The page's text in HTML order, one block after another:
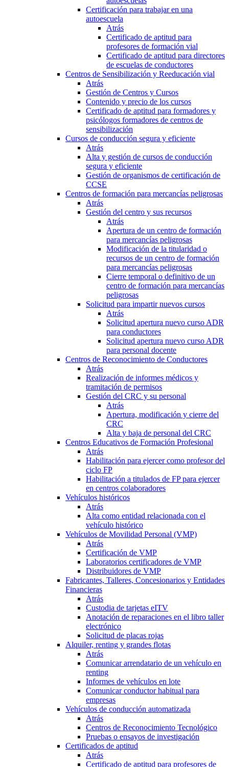
Certificación para trabajar en una
autoescuela
Atrás
Certificado de aptitud para
profesores de formación vial
Certificado de aptitud para directores
de escuelas de conductores
Centros de Sensibilización y Reeducación vial
Atrás
Gestión de Centros y Cursos
Contenido y precio de los cursos
Certificado de aptitud para formadores y
psicólogos formadores de centros de
sensibilización
Cursos de conducción segura y eficiente
Atrás
Alta y gestión de cursos de conducción
segura y eficiente
Gestión de organismos de certificación de
CCSE
Centros de formación para mercancías peligrosas
Atrás
Gestión del centro y sus recursos
Atrás
Apertura de un centro de formación
para mercancías peligrosas
Modificación de la titularidad o
recursos de un centro de formación
para mercancías peligrosas
Cierre temporal o definitivo de un
centro de formación para mercancías
peligrosas
Solicitud para impartir nuevos cursos
Atrás
Solicitud apertura nuevo curso ADR
para conductores
Solicitud apertura nuevo curso ADR
para personal docente
Centros de Reconocimiento de Conductores
Atrás
Realización de informes médicos y
tramitación de permisos
Gestión del CRC y su personal
Atrás
Apertura, modificación y cierre del
CRC
Alta y baja de personal del CRC
Centros Educativos de Formación Profesional
Atrás
Habilitación para ejercer como profesor del
ciclo FP
Habilitación a titulados de FP para ejercer
en centros colaboradores
Vehículos históricos
Atrás
Alta como entidad relacionada con el
vehículo histórico
Vehículos de Movilidad Personal (VMP)
Atrás
Certificación de VMP
Laboratorios certificadores de VMP
Distribuidores de VMP
Fabricantes, Talleres, Concesionarios y Entidades
Financieras
Atrás
Custodia de tarjetas eITV
Anotación de reparaciones en el libro taller
electrónico
Solicitud de placas rojas
Alquiler, renting y grandes flotas
Atrás
Comunicar arrendatario de un vehículo en
renting
Informes de vehículos en lote
Comunicar conductor habitual para
empresas
Vehículos de conducción automatizada
Atrás
Centros de Reconocimiento Tecnológico
Pruebas o ensayos de investigación
Certificados de aptitud
Atrás
Certificado de aptitud para profesores de